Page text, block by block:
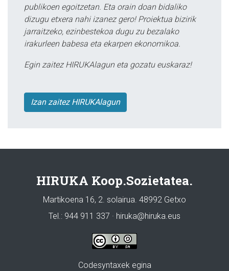
publikoen egoitzetan. Eta orain doan bidaliko
dizugu etxera nahi izanez gero! Proiektua bizirik
jarraitzeko, ezinbestekoa dugu zu bezalako
irakurleen babesa eta ekarpen ekonomikoa.
Egin zaitez HIRUKAlagun eta gozatu euskaraz!
Izan zaitez HIRUKAlagun
HIRUKA Koop.Sozietatea.
Martikoena 16, 2. solairua. 48992 Getxo
Tel.: 944 911 337 · hiruka@hiruka.eus
Codesyntaxek egina